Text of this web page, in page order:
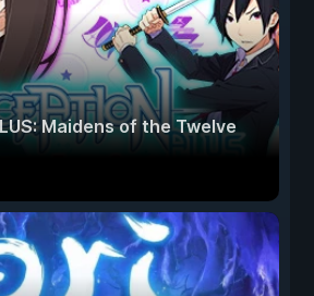
Maidens of the Twelve